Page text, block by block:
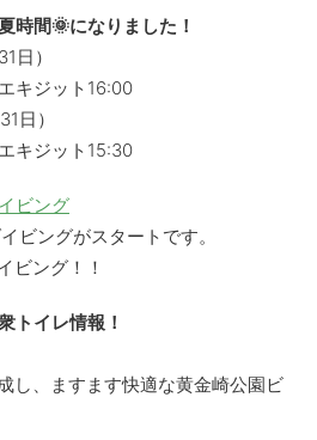
時間🌞になりました！
日）
キジット16:00
日）
キジット15:30
ビング
ビングがスタートです。
ビング！！
トイレ情報！
し、ますます快適な黄金崎公園ビ